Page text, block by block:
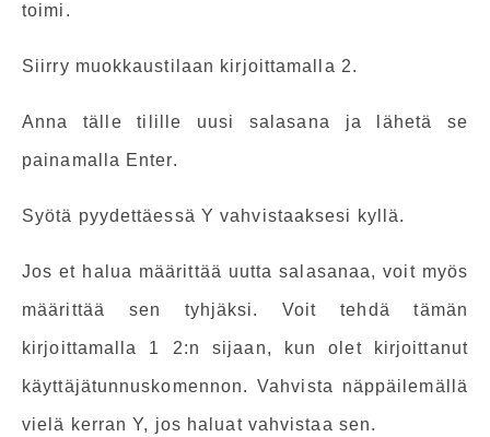
toimi.
Siirry muokkaustilaan kirjoittamalla 2.
Anna tälle tilille uusi salasana ja lähetä se
painamalla Enter.
Syötä pyydettäessä Y vahvistaaksesi kyllä.
Jos et halua määrittää uutta salasanaa, voit myös
määrittää sen tyhjäksi. Voit tehdä tämän
kirjoittamalla 1 2:n sijaan, kun olet kirjoittanut
käyttäjätunnuskomennon. Vahvista näppäilemällä
vielä kerran Y, jos haluat vahvistaa sen.